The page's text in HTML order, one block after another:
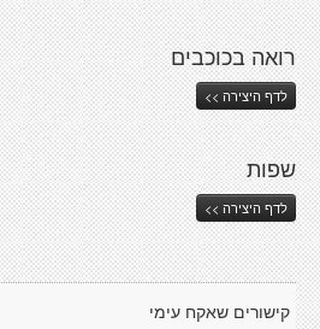
רואה בכוכבים
לדף היצירה >>
שפות
לדף היצירה >>
קישורים שאקח עימי